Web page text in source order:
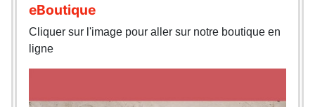
eBoutique
Cliquer sur l'image pour aller sur notre boutique en
ligne